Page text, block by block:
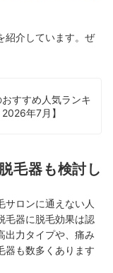
紹介しています。ぜ
おすすめ人気ランキ
年7月】
毛器も検討し
サロンに通えない人
毛器に脱毛効果は認
出力タイプや、痛み
器も数多くあります